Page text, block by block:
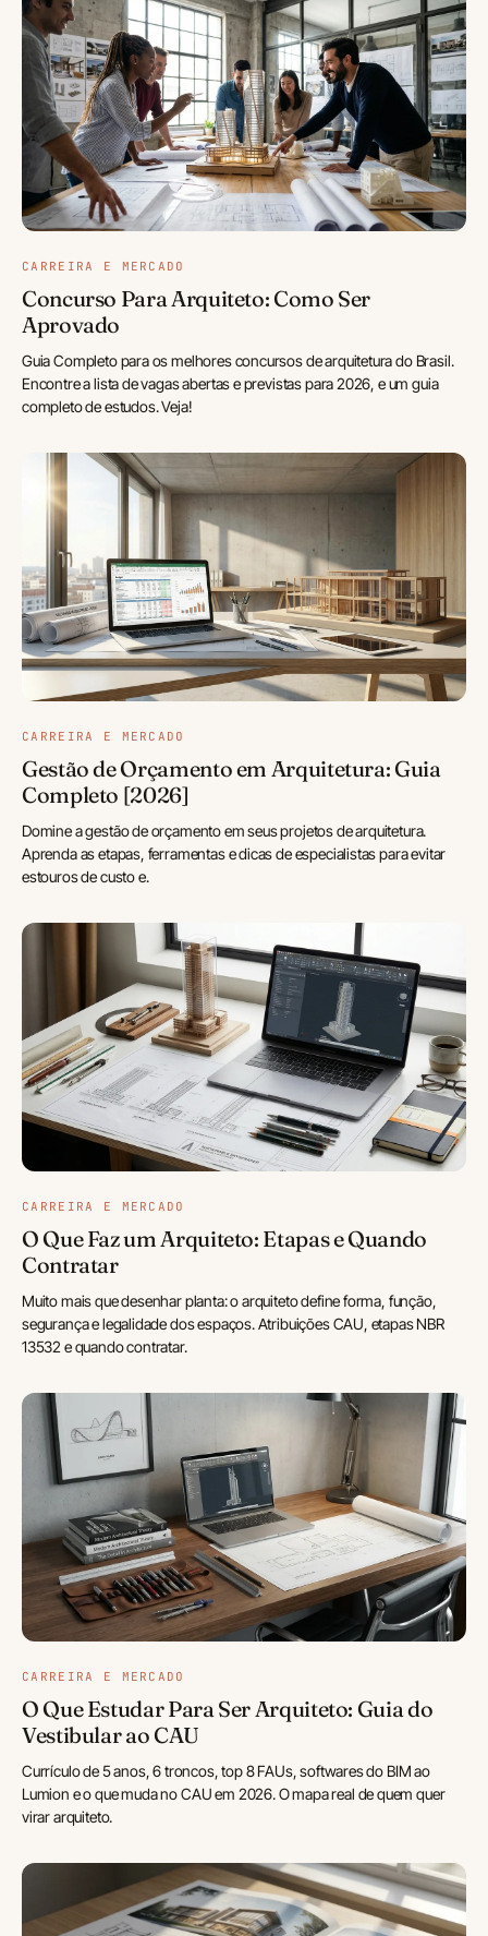
CARREIRA E MERCADO
Concurso Para Arquiteto: Como Ser
Aprovado
Guia Completo para os melhores concursos de arquitetura do Brasil.
Encontre a lista de vagas abertas e previstas para 2026, e um guia
completo de estudos. Veja!
CARREIRA E MERCADO
Gestão de Orçamento em Arquitetura: Guia
Completo [2026]
Domine a gestão de orçamento em seus projetos de arquitetura.
Aprenda as etapas, ferramentas e dicas de especialistas para evitar
estouros de custo e.
CARREIRA E MERCADO
O Que Faz um Arquiteto: Etapas e Quando
Contratar
Muito mais que desenhar planta: o arquiteto define forma, função,
segurança e legalidade dos espaços. Atribuições CAU, etapas NBR
13532 e quando contratar.
CARREIRA E MERCADO
O Que Estudar Para Ser Arquiteto: Guia do
Vestibular ao CAU
Currículo de 5 anos, 6 troncos, top 8 FAUs, softwares do BIM ao
Lumion e o que muda no CAU em 2026. O mapa real de quem quer
virar arquiteto.